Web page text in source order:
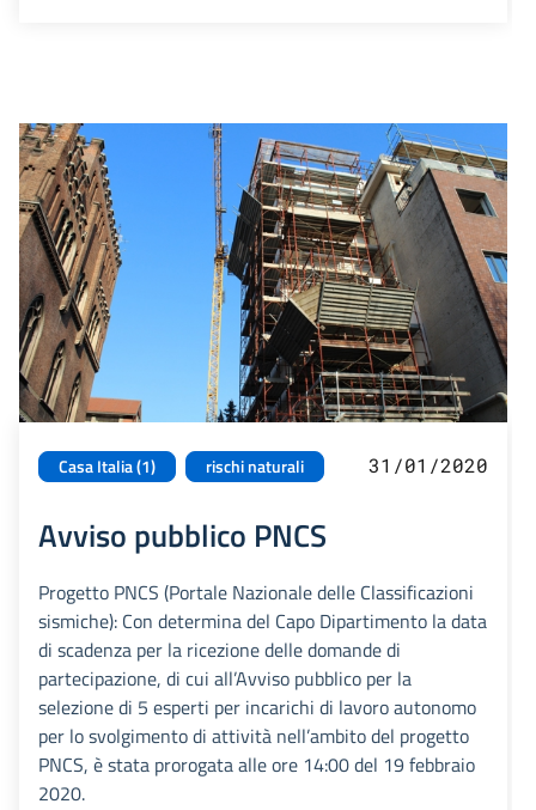
Casa Italia (1) rischi naturali 31/01/2020
Avviso pubblico PNCS
Progetto PNCS (Portale Nazionale delle Classificazioni
sismiche): Con determina del Capo Dipartimento la data
di scadenza per la ricezione delle domande di
partecipazione, di cui all’Avviso pubblico per la
selezione di 5 esperti per incarichi di lavoro autonomo
per lo svolgimento di attività nell’ambito del progetto
PNCS, è stata prorogata alle ore 14:00 del 19 febbraio
2020.